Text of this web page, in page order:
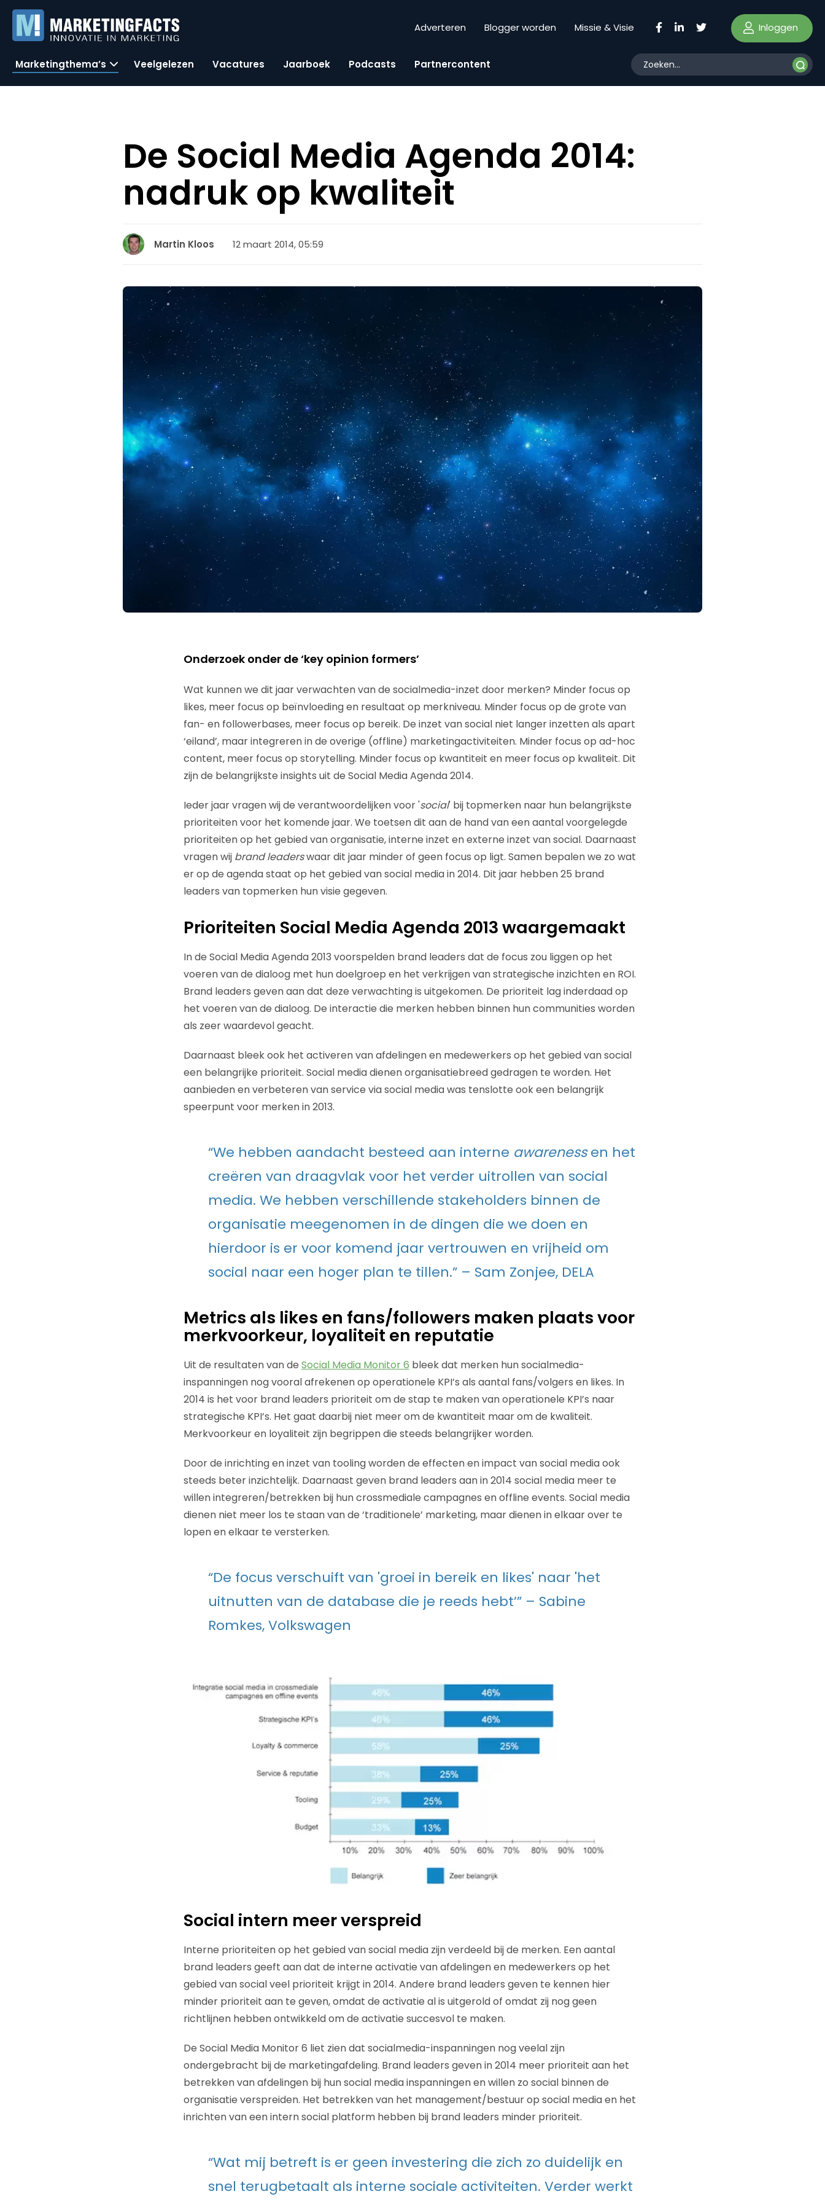
Adverteren Blogger worden Missie & Visie Inloggen
Marketingthema’s Veelgelezen Vacatures Jaarboek Podcasts Partnercontent
De Social Media Agenda 2014:
nadruk op kwaliteit
Martin Kloos 12 maart 2014, 05:59
Onderzoek onder de ‘key opinion formers’
Wat kunnen we dit jaar verwachten van de socialmedia-inzet door merken? Minder focus op
likes, meer focus op beïnvloeding en resultaat op merkniveau. Minder focus op de grote van
fan- en followerbases, meer focus op bereik. De inzet van social niet langer inzetten als apart
‘eiland’, maar integreren in de overige (offline) marketingactiviteiten. Minder focus op ad-hoc
content, meer focus op storytelling. Minder focus op kwantiteit en meer focus op kwaliteit. Dit
zijn de belangrijkste insights uit de Social Media Agenda 2014.
Ieder jaar vragen wij de verantwoordelijken voor 'social' bij topmerken naar hun belangrijkste
prioriteiten voor het komende jaar. We toetsen dit aan de hand van een aantal voorgelegde
prioriteiten op het gebied van organisatie, interne inzet en externe inzet van social. Daarnaast
vragen wij brand leaderswaar dit jaar minder of geen focus op ligt. Samen bepalen we zo wat
er op de agenda staat op het gebied van social media in 2014. Dit jaar hebben 25 brand
leaders van topmerken hun visie gegeven.
Prioriteiten Social Media Agenda 2013 waargemaakt
In de Social Media Agenda 2013 voorspelden brand leaders dat de focus zou liggen op het
voeren van de dialoog met hun doelgroep en het verkrijgen van strategische inzichten en ROI.
Brand leaders geven aan dat deze verwachting is uitgekomen. De prioriteit lag inderdaad op
het voeren van de dialoog. De interactie die merken hebben binnen hun communities worden
als zeer waardevol geacht.
Daarnaast bleek ook het activeren van afdelingen en medewerkers op het gebied van social
een belangrijke prioriteit. Social media dienen organisatiebreed gedragen te worden. Het
aanbieden en verbeteren van service via social media was tenslotte ook een belangrijk
speerpunt voor merken in 2013.
“We hebben aandacht besteed aan interne awarenessen het
creëren van draagvlak voor het verder uitrollen van social
media. We hebben verschillende stakeholders binnen de
organisatie meegenomen in de dingen die we doen en
hierdoor is er voor komend jaar vertrouwen en vrijheid om
social naar een hoger plan te tillen.” – Sam Zonjee, DELA
Metrics als likes en fans/followers maken plaats voor
merkvoorkeur, loyaliteit en reputatie
Uit de resultaten van de Social Media Monitor 6 bleek dat merken hun socialmedia-
inspanningen nog vooral afrekenen op operationele KPI’s als aantal fans/volgers en likes. In
2014 is het voor brand leaders prioriteit om de stap te maken van operationele KPI’s naar
strategische KPI’s. Het gaat daarbij niet meer om de kwantiteit maar om de kwaliteit.
Merkvoorkeur en loyaliteit zijn begrippen die steeds belangrijker worden.
Door de inrichting en inzet van tooling worden de effecten en impact van social media ook
steeds beter inzichtelijk. Daarnaast geven brand leaders aan in 2014 social media meer te
willen integreren/betrekken bij hun crossmediale campagnes en offline events. Social media
dienen niet meer los te staan van de ‘traditionele’ marketing, maar dienen in elkaar over te
lopen en elkaar te versterken.
“De focus verschuift van 'groei in bereik en likes' naar 'het
uitnutten van de database die je reeds hebt’” – Sabine
Romkes, Volkswagen
Social intern meer verspreid
Interne prioriteiten op het gebied van social media zijn verdeeld bij de merken. Een aantal
brand leaders geeft aan dat de interne activatie van afdelingen en medewerkers op het
gebied van social veel prioriteit krijgt in 2014. Andere brand leaders geven te kennen hier
minder prioriteit aan te geven, omdat de activatie al is uitgerold of omdat zij nog geen
richtlijnen hebben ontwikkeld om de activatie succesvol te maken.
De Social Media Monitor 6 liet zien dat socialmedia-inspanningen nog veelal zijn
ondergebracht bij de marketingafdeling. Brand leaders geven in 2014 meer prioriteit aan het
betrekken van afdelingen bij hun social media inspanningen en willen zo social binnen de
organisatie verspreiden. Het betrekken van het management/bestuur op social media en het
inrichten van een intern social platform hebben bij brand leaders minder prioriteit.
“Wat mij betreft is er geen investering die zich zo duidelijk en
snel terugbetaalt als interne sociale activiteiten. Verder werkt